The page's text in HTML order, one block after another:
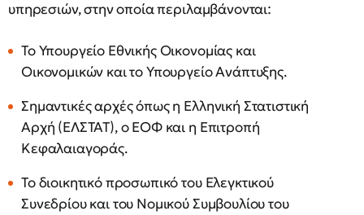
υπηρεσιών, στην οποία περιλαμβάνονται:
Το Υπουργείο Εθνικής Οικονομίας και
Οικονομικών και το Υπουργείο Ανάπτυξης.
Σημαντικές αρχές όπως η Ελληνική Στατιστική
Αρχή (ΕΛΣΤΑΤ), ο ΕΟΦ και η Επιτροπή
Κεφαλαιαγοράς.
Το διοικητικό προσωπικό του Ελεγκτικού
Συνεδρίου και του Νομικού Συμβουλίου του